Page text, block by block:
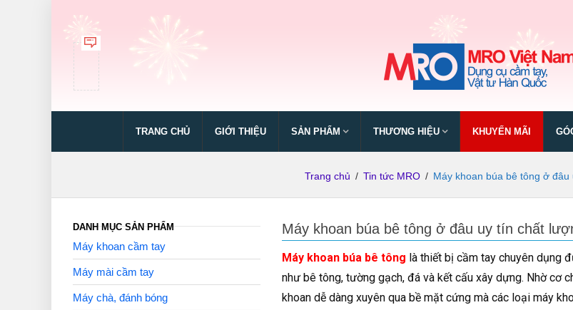
Chào
TRANG CHỦ GIỚI THIỆU SẢN PHẨM THƯƠNG HIỆU KHUYẾN MÃI
Trang chủ / Tin tức MRO / Máy khoan búa bê tông ở
Máy khoan búa bê tông ở đâu uy tín chất
Máy khoan búa bê tông là thiết bị cầm tay chuyên dụng
như bê tông, tường gạch, đá và kết cấu xây dựng. Nhờ cơ
khoan dễ dàng xuyên qua bề mặt cứng mà các loại máy
DANH MỤC SẢN PHẨM
Máy khoan cầm tay
Máy mài cầm tay
Máy chà, đánh bóng